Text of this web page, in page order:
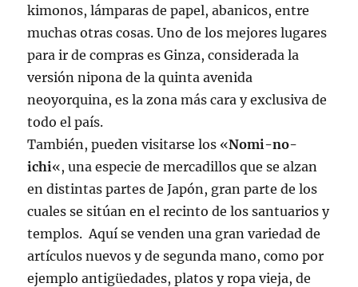
kimonos, lámparas de papel, abanicos, entre
muchas otras cosas. Uno de los mejores lugares
para ir de compras es Ginza, considerada la
versión nipona de la quinta avenida
neoyorquina, es la zona más cara y exclusiva de
todo el país.
También, pueden visitarse los «Nomi-no-
ichi«, una especie de mercadillos que se alzan
en distintas partes de Japón, gran parte de los
cuales se sitúan en el recinto de los santuarios y
templos. Aquí se venden una gran variedad de
artículos nuevos y de segunda mano, como por
ejemplo antigüedades, platos y ropa vieja, de